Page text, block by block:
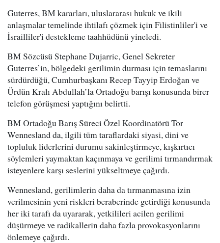
Guterres, BM kararları, uluslararası hukuk ve ikili
anlaşmalar temelinde ihtilafı çözmek için Filistinliler'i ve
İsrailliler'i destekleme taahhüdünü yineledi.
BM Sözcüsü Stephane Dujarric, Genel Sekreter
Guterres’in, bölgedeki gerilimin durması için temaslarını
sürdürdüğü, Cumhurbaşkanı Recep Tayyip Erdoğan ve
Ürdün Kralı Abdullah’la Ortadoğu barışı konusunda birer
telefon görüşmesi yaptığını belirtti.
BM Ortadoğu Barış Süreci Özel Koordinatörü Tor
Wennesland da, ilgili tüm taraflardaki siyasi, dini ve
topluluk liderlerini durumu sakinleştirmeye, kışkırtıcı
söylemleri yaymaktan kaçınmaya ve gerilimi tırmandırmak
isteyenlere karşı seslerini yükseltmeye çağırdı.
Wennesland, gerilimlerin daha da tırmanmasına izin
verilmesinin yeni riskleri beraberinde getirdiği konusunda
her iki tarafı da uyararak, yetkilileri acilen gerilimi
düşürmeye ve radikallerin daha fazla provokasyonlarını
önlemeye çağırdı.